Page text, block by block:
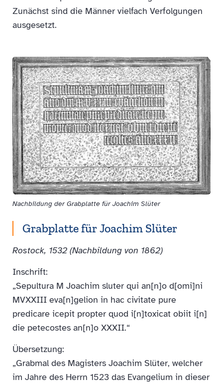
Zunächst sind die Männer vielfach Verfolgungen
ausgesetzt.
Nachbildung der Grabplatte für Joachim Slüter
Grabplatte für Joachim Slüter
Rostock, 1532 (Nachbildung von 1862)
Inschrift:
„Sepultura M Joachim sluter qui an[n]o d[omi]ni
MVXXIII eva[n]gelion in hac civitate pure
predicare icepit propter quod i[n]toxicat obiit i[n]
die petecostes an[n]o XXXII.“
Übersetzung:
„Grabmal des Magisters Joachim Slüter, welcher
im Jahre des Herrn 1523 das Evangelium in dieser